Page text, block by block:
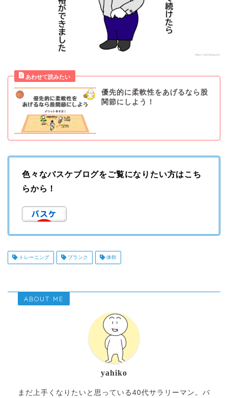
優先的に柔軟性をあげるなら股
関節にしよう！
色々なバスケブログをご覧になりたい方はこち
らから！
トレーニング プランク 体幹
ABOUT ME
yahiko
まだ上手くなりたいと思っている40代サラリーマン。バ